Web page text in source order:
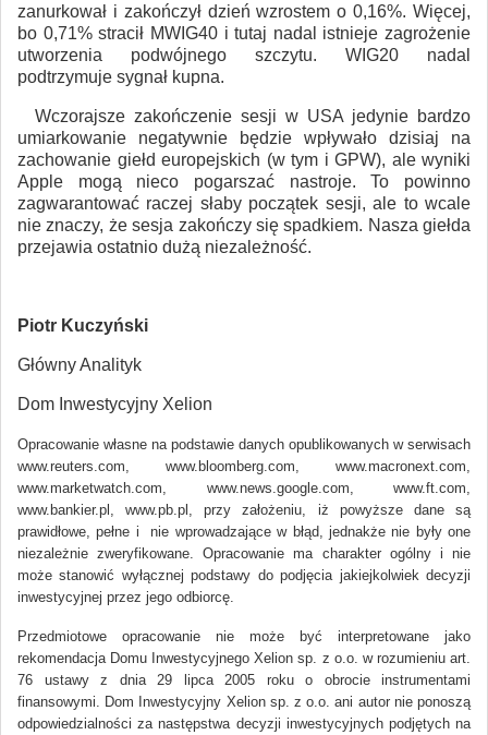
zanurkował i zakończył dzień wzrostem o 0,16%. Więcej,
bo 0,71% stracił MWIG40 i tutaj nadal istnieje zagrożenie
utworzenia podwójnego szczytu. WIG20 nadal
podtrzymuje sygnał kupna.
Wczorajsze zakończenie sesji w USA jedynie bardzo
umiarkowanie negatywnie będzie wpływało dzisiaj na
zachowanie giełd europejskich (w tym i GPW), ale wyniki
Apple mogą nieco pogarszać nastroje. To powinno
zagwarantować raczej słaby początek sesji, ale to wcale
nie znaczy, że sesja zakończy się spadkiem. Nasza giełda
przejawia ostatnio dużą niezależność.
Piotr Kuczyński
Główny Analityk
Dom Inwestycyjny Xelion
Opracowanie własne na podstawie danych opublikowanych w serwisach
www.reuters.com, www.bloomberg.com, www.macronext.com,
www.marketwatch.com, www.news.google.com, www.ft.com,
www.bankier.pl, www.pb.pl, przy założeniu, iż powyższe dane są
prawidłowe, pełne i nie wprowadzające w błąd, jednakże nie były one
niezależnie zweryfikowane. Opracowanie ma charakter ogólny i nie
może stanowić wyłącznej podstawy do podjęcia jakiejkolwiek decyzji
inwestycyjnej przez jego odbiorcę.
Przedmiotowe opracowanie nie może być interpretowane jako
rekomendacja Domu Inwestycyjnego Xelion sp. z o.o. w rozumieniu art.
76 ustawy z dnia 29 lipca 2005 roku o obrocie instrumentami
finansowymi. Dom Inwestycyjny Xelion sp. z o.o. ani autor nie ponoszą
odpowiedzialności za następstwa decyzji inwestycyjnych podjętych na